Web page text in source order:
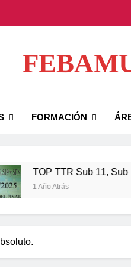
FORMACIÓN
TOP TTR Sub 11, Sub 15,
1 Año Atrás